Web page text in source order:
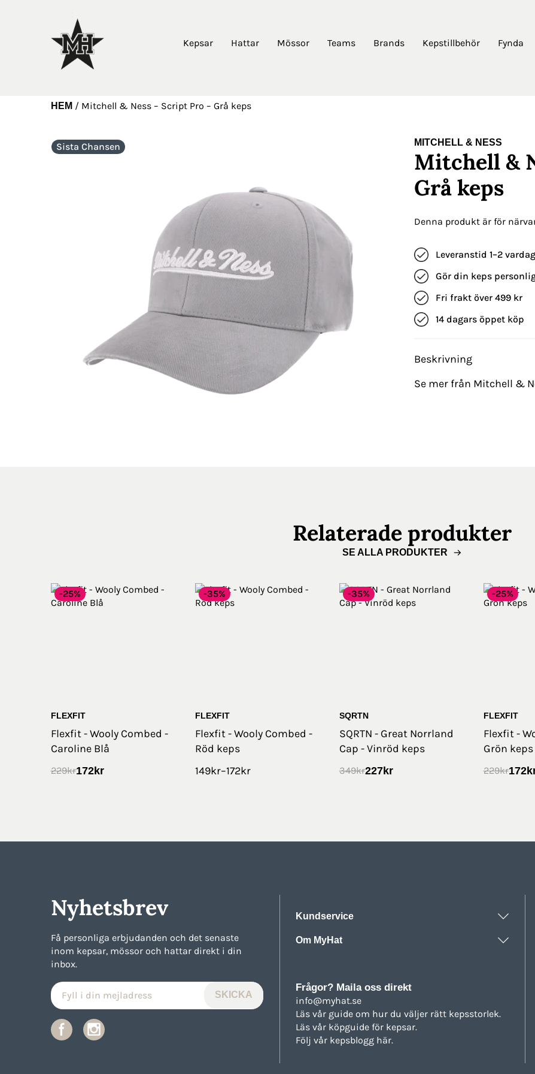
Kepsar Hattar Mössor Teams Brands Kepstillbehör Fynda
HEM/ Mitchell & Ness – Script Pro – Grå keps
Sista Chansen MITCHELL & NESS
Mitchell &
Grå keps
Denna produkt är för
Leveranstid 1–2
Gör din keps
Fri frakt över 499 kr
14 dagars öppet köp
Beskrivning
Se mer från Mitchell &
Relaterade produkter
SE ALLA PRODUKTER
-25%
FLEXFIT
Flexfit - Wooly Combed -
Caroline Blå
229kr172kr
-35%
FLEXFIT
Flexfit - Wooly Combed -
Röd keps
149kr–172kr
-35%
SQRTN
SQRTN - Great Norrland
Cap - Vinröd keps
349kr227kr
-25%
FLEXFIT
Flexfit -
Grön keps
229kr172
Nyhetsbrev
Få personliga erbjudanden och det senaste
inom kepsar, mössor och hattar direkt i din
inbox.
Kundservice
Om MyHat
Frågor? Maila oss direkt
info@myhat.se
Läs vår guide om hur du väljer rätt kepsstorlek.
Läs vår köpguide för kepsar.
Följ vår kepsblogg här.